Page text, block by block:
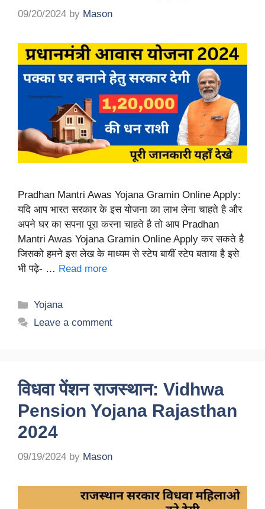
09/20/2024 by Mason
Pradhan Mantri Awas Yojana Gramin Online Apply:
यदि आप भारत सरकार के इस योजना का लाभ लेना चाहते है और
अपने घर का सपना पूरा करना चाहते है तो आप Pradhan
Mantri Awas Yojana Gramin Online Apply कर सकते है
जिसको हमने इस लेख के माध्यम से स्टेप बायीं स्टेप बताया है इसे
भी पढ़े- … Read more
Categories
Yojana
Leave a comment
विधवा पेंशन राजस्थान: Vidhwa
Pension Yojana Rajasthan
2024
09/19/2024 by Mason